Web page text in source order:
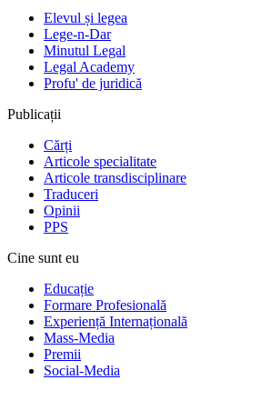
Elevul și legea
Lege-n-Dar
Minutul Legal
Legal Academy
Profu' de juridică
Publicații
Cărți
Articole specialitate
Articole transdisciplinare
Traduceri
Opinii
PPS
Cine sunt eu
Educație
Formare Profesională
Experiență Internațională
Mass-Media
Premii
Social-Media